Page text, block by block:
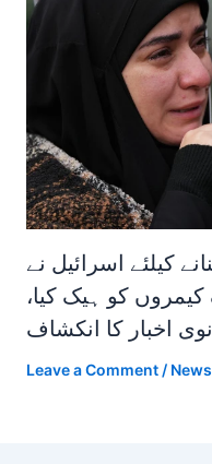
کیلئے اسرائیل نے
کو ہیک کیا،
اخبار کا انکشاف
Leave a Comment / News